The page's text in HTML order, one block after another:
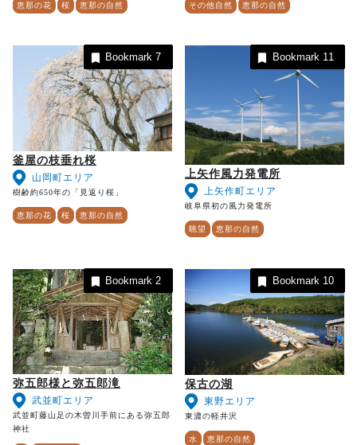
恵那の花 桜 恵那の自然 その他自然 恵那の自然
釜屋の枝垂れ桜
山岡町エリア
樹齢約650年の「見返り桜」
恵那の花 桜 恵那の自然
Bookmark7
上矢作風力発電所
上矢作町エリア
岐阜県初の風力発電所
眺望 恵那の自然
Bookmark 11
弥五郎様と弥五郎滝
武並町エリア
武並町藤山足の木曽川手前にある弥五郎
神社
Bookmark 2
保古の湖
東野エリア
東濃の軽井沢
水 恵那の自然
Bookmark 10